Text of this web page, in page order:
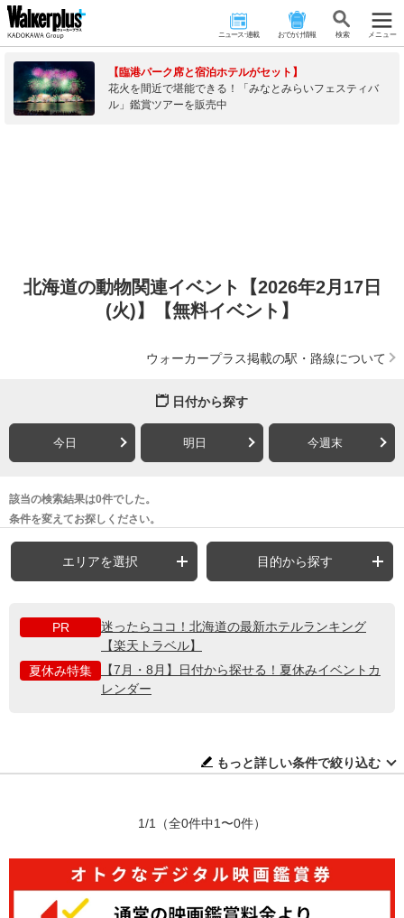
ニュース･連載 おでかけ情報 検 索 メニュー
【臨港パーク席と宿泊ホテルがセット】
花火を間近で堪能できる！「みなとみらいフェスティバ
ル」鑑賞ツアーを販売中
北海道の動物関連イベント【2026年2月17日
(火)】【無料イベント】
ウォーカープラス掲載の駅・路線について
日付から探す
今日 明日 今週末
該当の検索結果は0件でした。
条件を変えてお探しください。
エリアを選択 目的から探す
PR
迷ったらココ！北海道の最新ホテルランキング
【楽天トラベル】
夏休み特集
【7月・8月】日付から探せる！夏休みイベントカ
レンダー
もっと詳しい条件で絞り込む
1/1 （全0件中1〜0件）